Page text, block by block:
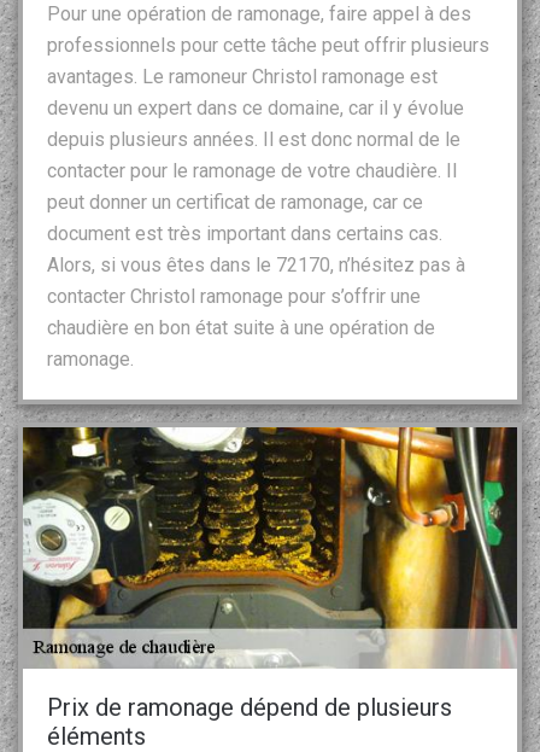
Pour une opération de ramonage, faire appel à des
professionnels pour cette tâche peut offrir plusieurs
avantages. Le ramoneur Christol ramonage est
devenu un expert dans ce domaine, car il y évolue
depuis plusieurs années. Il est donc normal de le
contacter pour le ramonage de votre chaudière. Il
peut donner un certificat de ramonage, car ce
document est très important dans certains cas.
Alors, si vous êtes dans le 72170, n’hésitez pas à
contacter Christol ramonage pour s’offrir une
chaudière en bon état suite à une opération de
ramonage.
Prix de ramonage dépend de plusieurs
éléments